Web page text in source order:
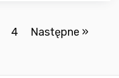
4 Następne »